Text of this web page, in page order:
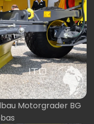
Motorgrader BG